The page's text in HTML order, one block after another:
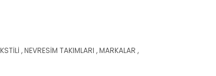
,NEVRESİM TAKIMLARI ,MARKALAR ,